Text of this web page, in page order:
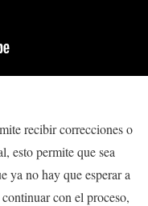
recibir correcciones o
esto permite que sea
ya no hay que esperar a
con el proceso,